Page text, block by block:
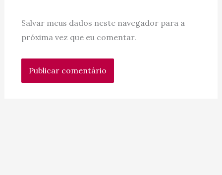
Salvar meus dados neste navegador para a
próxima vez que eu comentar.